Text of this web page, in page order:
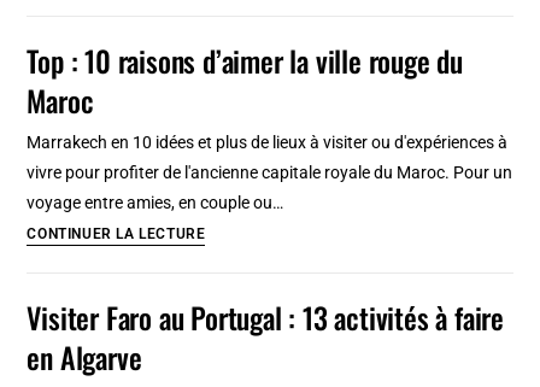
en
Finlande
visiter
lieux
en
Top : 10 raisons d’aimer la ville rouge du
Maroc
Marrakech en 10 idées et plus de lieux à visiter ou d'expériences à
vivre pour profiter de l'ancienne capitale royale du Maroc. Pour un
voyage entre amies, en couple ou…
CONTINUER LA LECTURETop
raisons
Visiter Faro au Portugal : 13 activités à faire
en Algarve